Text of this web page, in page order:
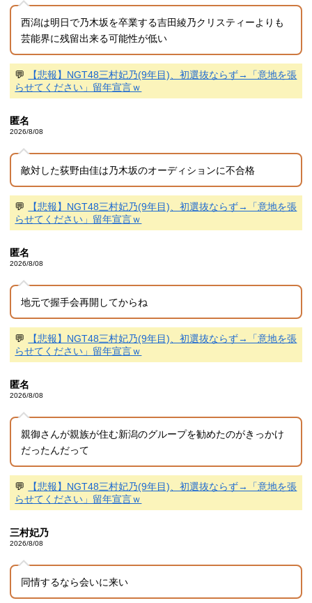
西潟は明日で乃木坂を卒業する吉田綾乃クリスティーよりも
芸能界に残留出来る可能性が低い
💬
【悲報】NGT48三村妃乃(9年目)、初選抜ならず→「意地を張
らせてください」留年宣言ｗ
匿名
2026/8/08
敵対した荻野由佳は乃木坂のオーディションに不合格
💬
【悲報】NGT48三村妃乃(9年目)、初選抜ならず→「意地を張
らせてください」留年宣言ｗ
匿名
2026/8/08
地元で握手会再開してからね
💬
【悲報】NGT48三村妃乃(9年目)、初選抜ならず→「意地を張
らせてください」留年宣言ｗ
匿名
2026/8/08
親御さんが親族が住む新潟のグループを勧めたのがきっかけ
だったんだって
💬
【悲報】NGT48三村妃乃(9年目)、初選抜ならず→「意地を張
らせてください」留年宣言ｗ
三村妃乃
2026/8/08
同情するなら会いに来い